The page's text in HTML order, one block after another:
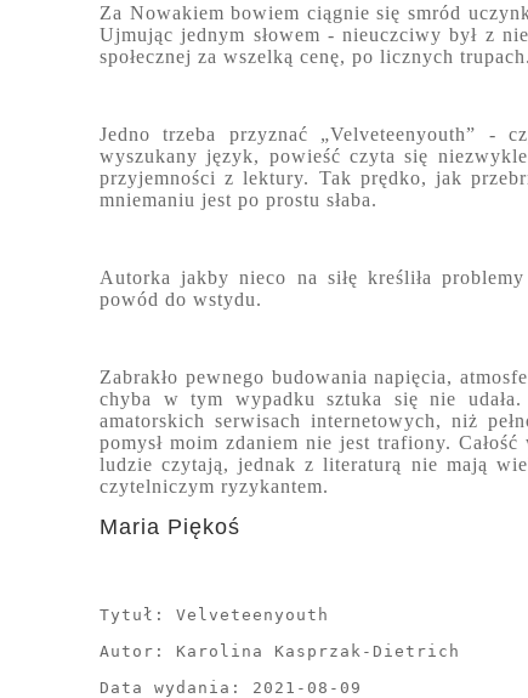
Za Nowakiem bowiem ciągnie się smród
Ujmując jednym słowem - nieuczciwy był z
społecznej za wszelką cenę, po licznych trupach.
Jedno trzeba przyznać „Velveteenyouth”
wyszukany język, powieść czyta się
przyjemności z lektury. Tak prędko, jak
mniemaniu jest po prostu słaba.
Autorka jakby nieco na siłę kreśliła
powód do wstydu.
Zabrakło pewnego budowania napięcia,
chyba w tym wypadku sztuka się nie
amatorskich serwisach internetowych, niż
pomysł moim zdaniem nie jest trafiony.
ludzie czytają, jednak z literaturą nie mają
czytelniczym ryzykantem.
Maria Piękoś
Tytuł: Velveteenyouth
Autor: Karolina Kasprzak-Dietrich
Data wydania: 2021-08-09